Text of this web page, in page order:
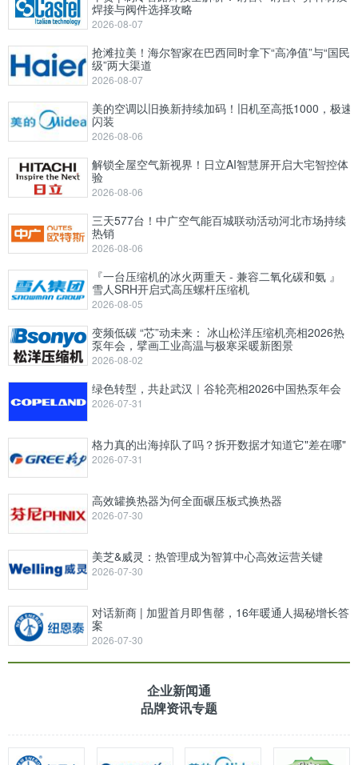
焊接与阀件选择攻略
2026-08-07
抢滩拉美！海尔智家在巴西同时拿下“高净值”与“国民
级”两大渠道
2026-08-07
美的空调以旧换新持续加码！旧机至高抵1000，极速
闪装
2026-08-06
解锁全屋空气新视界！日立AI智慧屏开启大宅智控体
验
2026-08-06
三天577台！中广空气能百城联动活动河北市场持续
热销
2026-08-06
『一台压缩机的冰火两重天 - 兼容二氧化碳和氨 』
雪人SRH开启式高压螺杆压缩机
2026-08-05
变频低碳 “芯”动未来： 冰山松洋压缩机亮相2026热
泵年会，擘画工业高温与极寒采暖新图景
2026-08-02
绿色转型，共赴武汉｜谷轮亮相2026中国热泵年会
2026-07-31
格力真的出海掉队了吗？拆开数据才知道它"差在哪"
2026-07-31
高效罐换热器为何全面碾压板式换热器
2026-07-30
美芝&威灵：热管理成为智算中心高效运营关键
2026-07-30
对话新商 | 加盟首月即售罄，16年暖通人揭秘增长答
案
2026-07-30
企业新闻通
品牌资讯专题